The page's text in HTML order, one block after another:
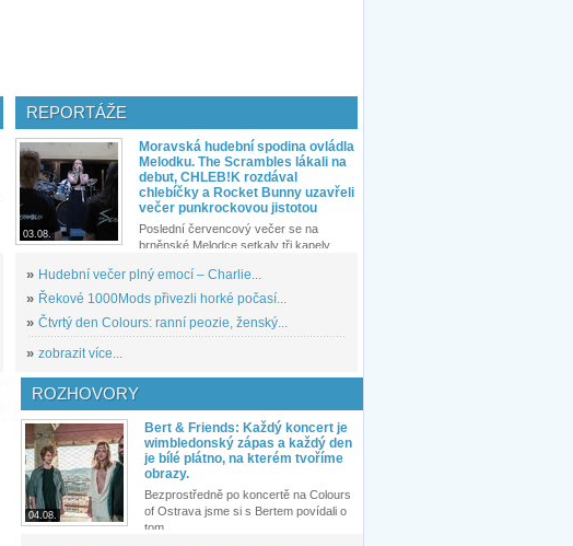
REPORTÁŽE
03.08.
Moravská hudební spodina ovládla
Melodku. The Scrambles lákali na
debut, CHLEB!K rozdával
chlebíčky a Rocket Bunny uzavřeli
večer punkrockovou jistotou
Poslední červencový večer se na
brněnské Melodce setkaly tři kapely...
» Hudební večer plný emocí – Charlie...
» Řekové 1000Mods přivezli horké počasí...
» Čtvrtý den Colours: ranní peozie, ženský...
» zobrazit více...
ROZHOVORY
04.08.
Bert & Friends: Každý koncert je
wimbledonský zápas a každý den
je bílé plátno, na kterém tvoříme
obrazy.
Bezprostředně po koncertě na Colours
of Ostrava jsme si s Bertem povídali o
tom,...